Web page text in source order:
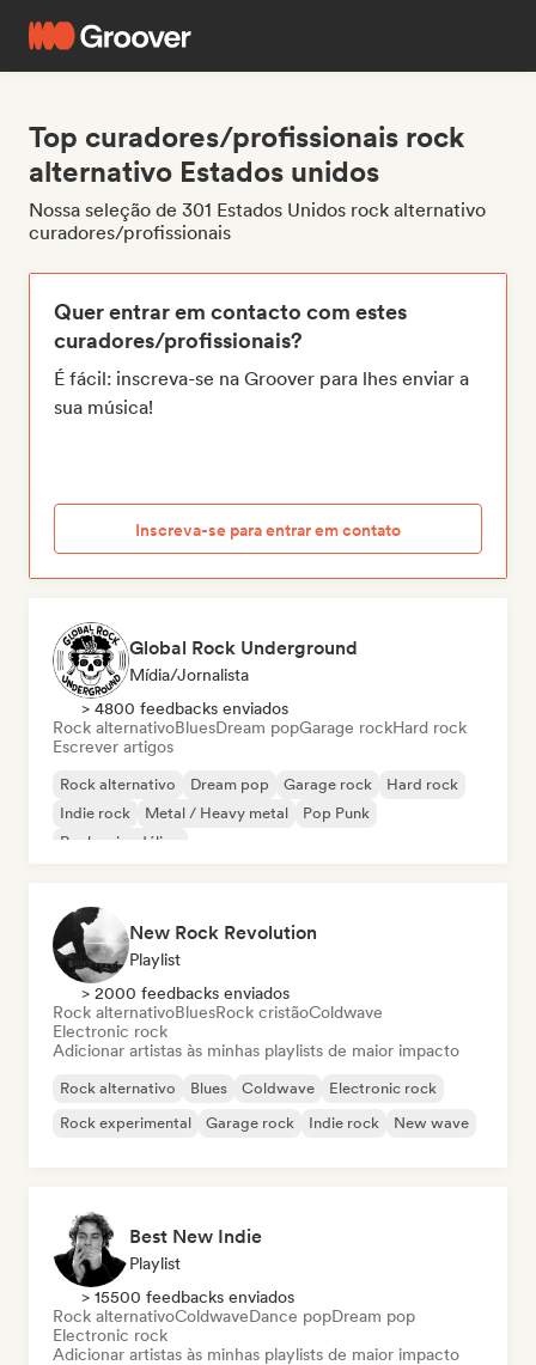
Top curadores/profissionais rock
alternativo Estados unidos
Nossa seleção de 301 Estados Unidos rock alternativo
curadores/profissionais
Quer entrar em contacto com estes
curadores/profissionais?
É fácil: inscreva-se na Groover para lhes enviar a
sua música!
Inscreva-se para entrar em contato
Global Rock Underground
Mídia/Jornalista
> 4800 feedbacks enviados
Rock alternativoBluesDream popGarage rockHard rock
Escrever artigos
Rock alternativo Dream pop Garage rock
Hard rock
Indie rock
Metal / Heavy metal
Pop Punk
Rock psicodélico
New Rock Revolution
Playlist
> 2000 feedbacks enviados
Rock alternativoBluesRock cristãoColdwave
Electronic rock
Adicionar artistas às minhas playlists de maior impacto
Rock alternativo Blues Coldwave
Electronic rock
Rock experimental
Garage rock Indie rock New wave
Best New Indie
Playlist
> 15500 feedbacks enviados
Rock alternativoColdwaveDance popDream pop
Electronic rock
Adicionar artistas às minhas playlists de maior impacto